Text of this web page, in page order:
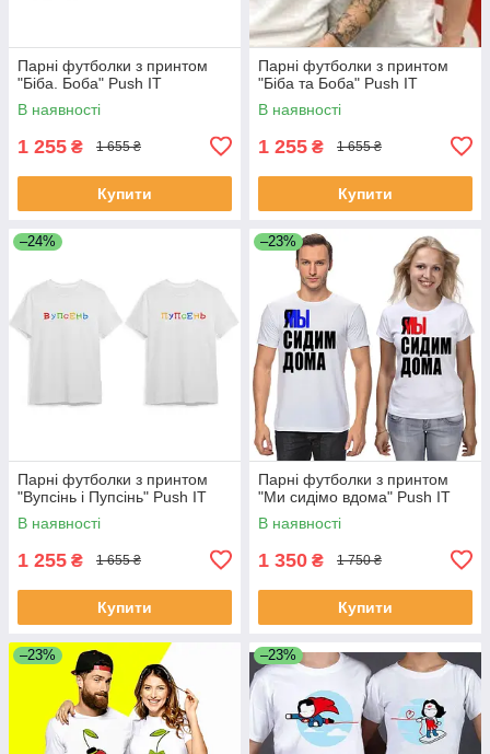
Парні футболки з принтом
"Біба. Боба" Push IT
В наявності
1 255 ₴ 1 655 ₴
Купити
Парні футболки з принтом
"Біба та Боба" Push IT
В наявності
1 255 ₴ 1 655 ₴
Купити
–24%
Парні футболки з принтом
"Вупсінь і Пупсінь" Push IT
В наявності
1 255 ₴ 1 655 ₴
Купити
–23%
Парні футболки з принтом
"Ми сидімо вдома" Push IT
В наявності
1 350 ₴ 1 750 ₴
Купити
–23% –23%